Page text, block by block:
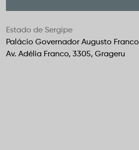
Estado de Sergipe
Palácio Governador Augusto Franco
Av. Adélia Franco, 3305, Grageru